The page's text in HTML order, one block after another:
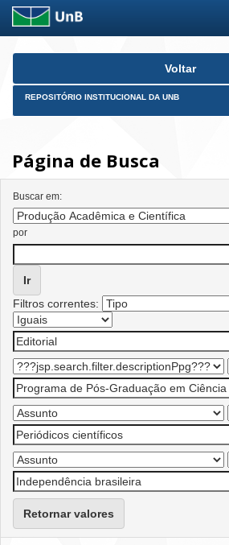
Skip
Voltar
REPOSITÓRIO INSTITUCIONAL DA UNB
Página de Busca
Buscar em:
por
Filtros correntes:
Retornar valores